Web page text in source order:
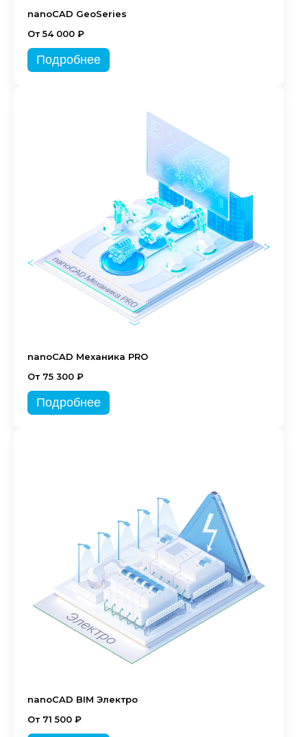
nanoCAD GeoSeries
От 54 000 ₽
Подробнее
nanoCAD Механика PRO
От 75 300 ₽
Подробнее
nanoCAD BIM Электро
От 71 500 ₽